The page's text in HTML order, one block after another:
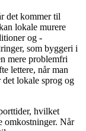
det kommer til
lokale murere
og -
som byggeri i
mere problemfri
lettere, når man
lokale sprog og
hvilket
omkostninger. Når